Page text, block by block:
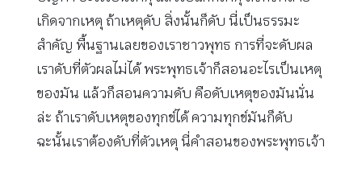
เกิดจากเหตุ ถ้าเหตุดับ สิ่งนั้นก็ดับ นี่เป็นธรรมะ
สำคัญ พื้นฐานเลยของเราชาวพุทธ การที่จะดับผล
เราดับที่ตัวผลไม่ได้ พระพุทธเจ้าก็สอนอะไรเป็นเหตุ
ของมัน แล้วก็สอนความดับ คือดับเหตุของมันนั่น
ล่ะ ถ้าเราดับเหตุของทุกข์ได้ ความทุกข์มันก็ดับ
ฉะนั้นเราต้องดับที่ตัวเหตุ นี่คำสอนของพระพุทธเจ้า